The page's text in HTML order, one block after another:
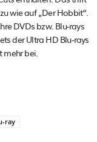
wie auf „Der Hobbit“.
DVDs bzw. Blu-rays
der Ultra HD Blu-rays
bei.
ray